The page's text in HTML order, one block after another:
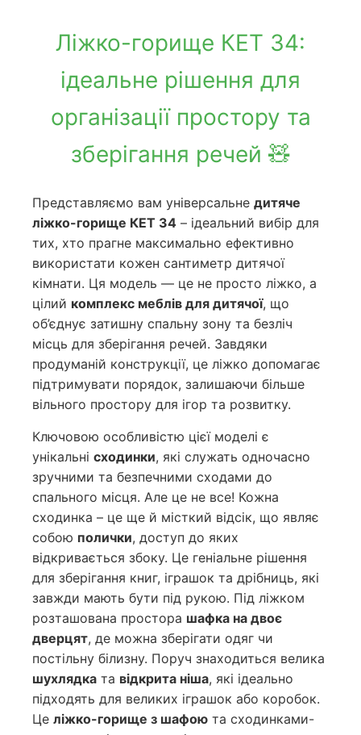
Ліжко-горище КЕТ 34:
ідеальне рішення для
організації простору та
зберігання речей 🧸
Представляємо вам універсальне дитяче
ліжко-горище КЕТ 34 – ідеальний вибір для
тих, хто прагне максимально ефективно
використати кожен сантиметр дитячої
кімнати. Ця модель — це не просто ліжко, а
цілий комплекс меблів для дитячої, що
об’єднує затишну спальну зону та безліч
місць для зберігання речей. Завдяки
продуманій конструкції, це ліжко допомагає
підтримувати порядок, залишаючи більше
вільного простору для ігор та розвитку.
Ключовою особливістю цієї моделі є
унікальні сходинки, які служать одночасно
зручними та безпечними сходами до
спального місця. Але це не все! Кожна
сходинка – це ще й місткий відсік, що являє
собою полички, доступ до яких
відкривається збоку. Це геніальне рішення
для зберігання книг, іграшок та дрібниць, які
завжди мають бути під рукою. Під ліжком
розташована простора шафка на двоє
дверцят, де можна зберігати одяг чи
постільну білизну. Поруч знаходиться велика
шухлядка та відкрита ніша, які ідеально
підходять для великих іграшок або коробок.
Це ліжко-горище з шафою та сходинками-